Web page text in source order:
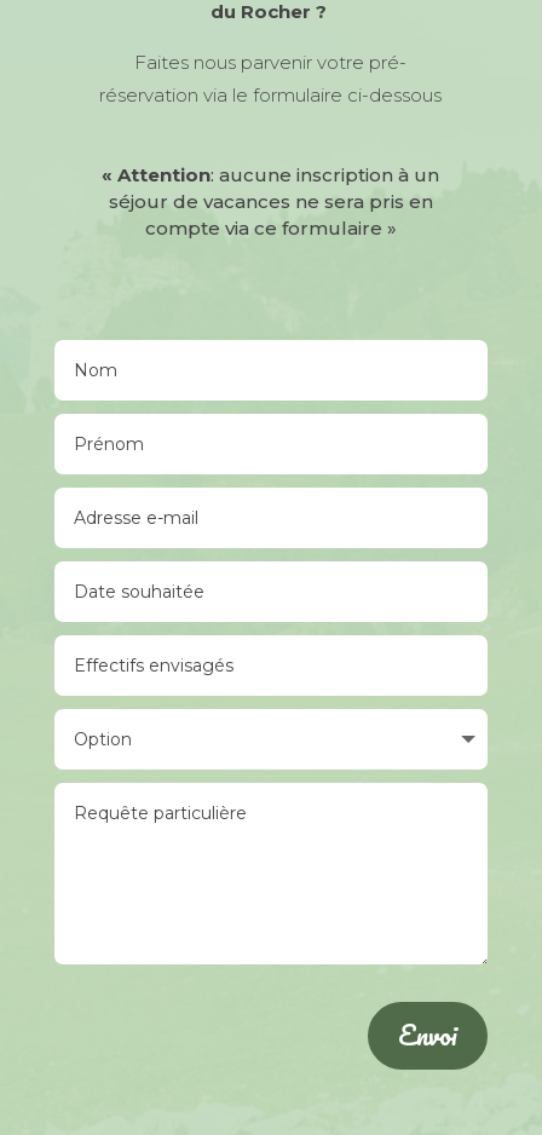
du Rocher ?
Faites nous parvenir votre pré-
réservation via le formulaire ci-dessous
« Attention: aucune inscription à un
séjour de vacances ne sera pris en
compte via ce formulaire »
Envoi